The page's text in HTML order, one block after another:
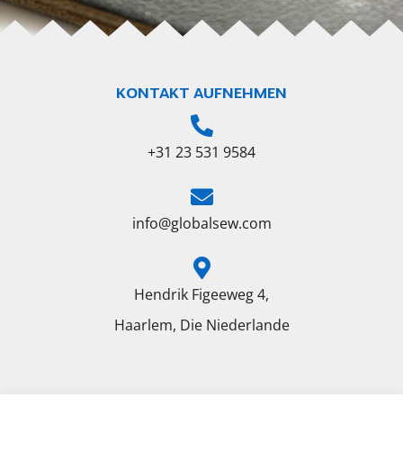
KONTAKT AUFNEHMEN
+31 23 531 9584
info@globalsew.com
Hendrik Figeeweg 4,
Haarlem, Die Niederlande